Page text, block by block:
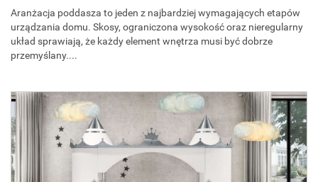
Aranżacja poddasza to jeden z najbardziej wymagających etapów
urządzania domu. Skosy, ograniczona wysokość oraz nieregularny
układ sprawiają, że każdy element wnętrza musi być dobrze
przemyślany....